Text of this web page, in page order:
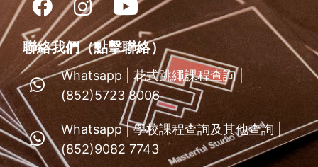
鐘即可到達，有專業嘅運動地板以及大量跳繩器材
另外在地區更設有地區跳繩班，包括天水圍，屯門
朗，北區，中西區及灣仔區。 歡迎查詢花式跳繩班
快啲瀏覽我哋既網頁或者去whatsapp 57238006
名啦！
聯絡我們（點擊聯絡）
Whatsapp | 花式跳繩課程查詢 |
(852)5723 8006
Whatsapp | 學校課程查詢及其他查詢 |
(852)9082 7743